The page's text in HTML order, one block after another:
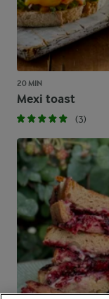
20 MIN
Mexi toast
(3)